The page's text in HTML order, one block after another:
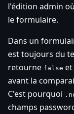
l'édition admin
le formulaire.
Dans un
est toujours du
retourne false et
avant la
C'est pourquoi
champs